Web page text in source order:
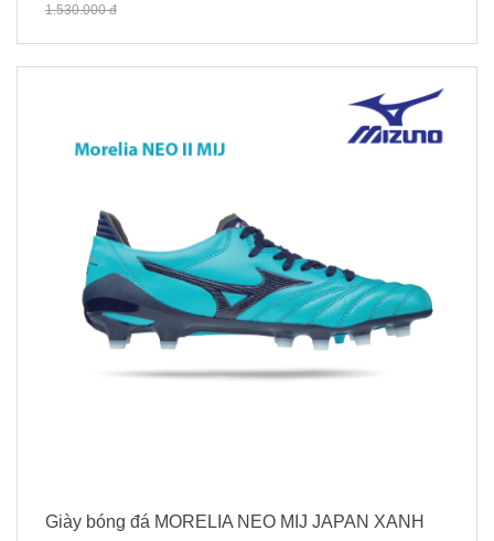
1.530.000 đ
Giày bóng đá MORELIA NEO MIJ JAPAN XANH